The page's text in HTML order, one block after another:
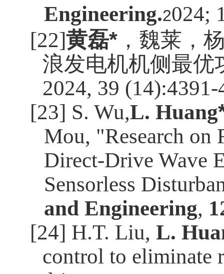
Engineering.2024;
[22]黄磊* ，魏莱，
浪发电机机侧最优
2024, 39 (14):4391-
[23] S. Wu,L. Huang
Mou, "Research on
Direct-Drive Wave
Sensorless
and Engineering,
[24] H.T. Liu, L.
control to eliminate